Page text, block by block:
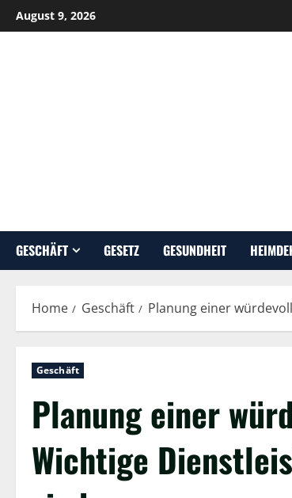
Skip
to
August 9, 2026
GESCHÄFT GESETZ GESUNDHEIT
Home Geschäft Planung einer
Geschäft
Planung einer
Wichtige